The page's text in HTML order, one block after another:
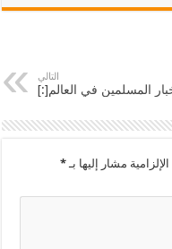
التالي
مشار إليها بـ*